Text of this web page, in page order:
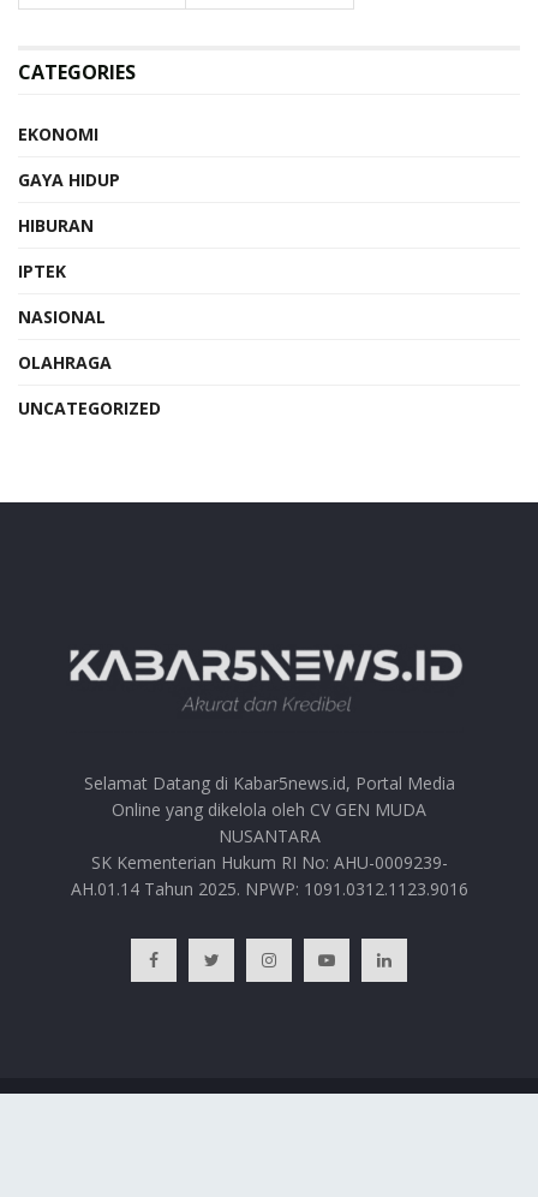
CATEGORIES
EKONOMI
GAYA HIDUP
HIBURAN
IPTEK
NASIONAL
OLAHRAGA
UNCATEGORIZED
Selamat Datang di Kabar5news.id, Portal Media
Online yang dikelola oleh CV GEN MUDA
NUSANTARA
SK Kementerian Hukum RI No: AHU-0009239-
AH.01.14 Tahun 2025. NPWP: 1091.0312.1123.9016